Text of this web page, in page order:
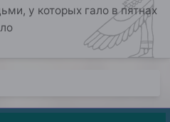
у которых гало в пятнах